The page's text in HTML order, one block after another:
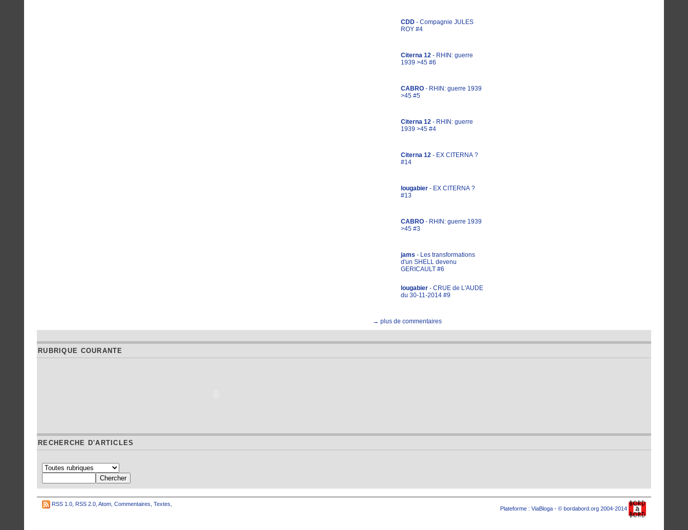
CDD - Compagnie JULES
ROY #4
Citerna 12 - RHIN: guerre
1939 >45 #6
CABRO - RHIN: guerre 1939
>45 #5
Citerna 12 - RHIN: guerre
1939 >45 #4
Citerna 12 - EX CITERNA ?
#14
lougabier - EX CITERNA ?
#13
CABRO - RHIN: guerre 1939
>45 #3
jams - Les transformations
d'un SHELL devenu
GERICAULT #6
lougabier - CRUE de L'AUDE
du 30-11-2014 #9
→ plus de commentaires
RUBRIQUE COURANTE
RECHERCHE D'ARTICLES
RSS 1.0 RSS 2.0 Atom Commentaires Textes
Plateforme : ViaBloga - © bordabord.org 2004-2014